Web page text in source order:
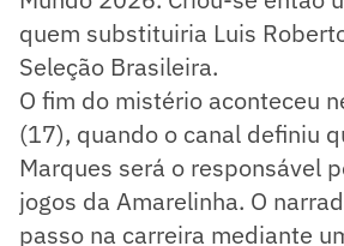
quem substituiria Luis
Seleção Brasileira.
O fim do mistério aconteceu
(17), quando o canal definiu
Marques será o responsável
jogos da Amarelinha. O
passo na carreira mediante